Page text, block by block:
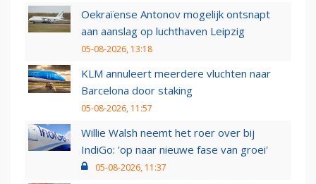
Oekraïense Antonov mogelijk ontsnapt
aan aanslag op luchthaven Leipzig
05-08-2026, 13:18
KLM annuleert meerdere vluchten naar
Barcelona door staking
05-08-2026, 11:57
Willie Walsh neemt het roer over bij
IndiGo: 'op naar nieuwe fase van groei'
05-08-2026, 11:37